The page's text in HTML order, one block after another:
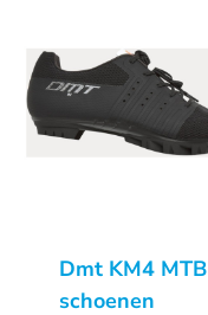
Dmt KM4 MTB
schoenen